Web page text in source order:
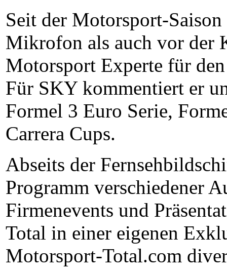
Seit der Motorsport-
Mikrofon als auch vor der
Motorsport Experte für
Für SKY kommentiert er
Formel 3 Euro Serie,
Carrera Cups.
Abseits der
Programm verschiedener
Firmenevents und
Total in einer eigenen
Motorsport-Total.com